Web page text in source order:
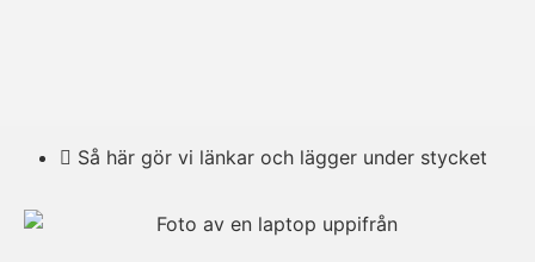
Så här gör vi länkar och lägger under stycket